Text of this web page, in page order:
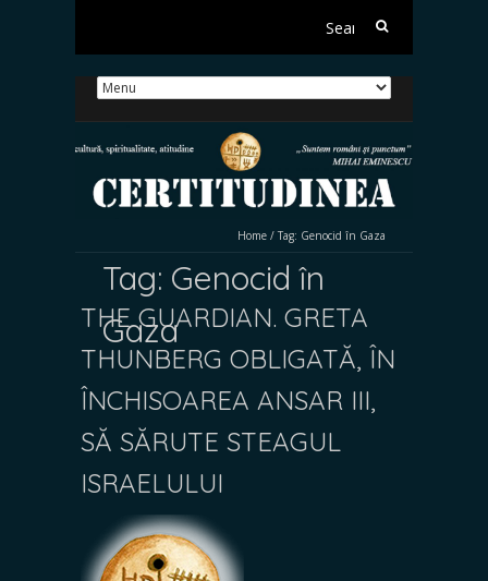
Search
Home / Tag: Genocid în Gaza
Tag: Genocid în
Gaza
THE GUARDIAN. GRETA
THUNBERG OBLIGATĂ, ÎN
ÎNCHISOAREA ANSAR III,
SĂ SĂRUTE STEAGUL
ISRAELULUI